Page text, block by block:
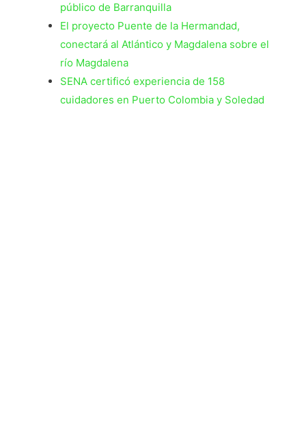
público de Barranquilla
El proyecto Puente de la Hermandad,
conectará al Atlántico y Magdalena sobre el
río Magdalena
SENA certificó experiencia de 158
cuidadores en Puerto Colombia y Soledad